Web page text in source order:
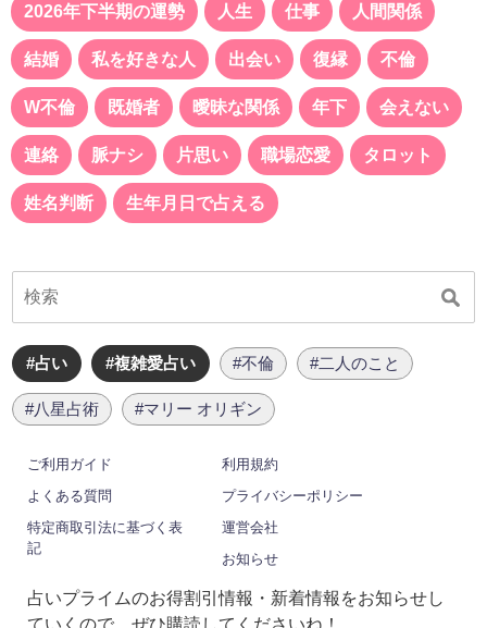
2026年下半期の運勢 人生 仕事 人間関係
結婚 私を好きな人 出会い 復縁 不倫
W不倫 既婚者 曖昧な関係 年下 会えない
連絡 脈ナシ 片思い 職場恋愛 タロット
姓名判断 生年月日で占える
#占い #複雑愛占い #不倫 #二人のこと
#八星占術 #マリー オリギン
ご利用ガイド
利用規約
よくある質問
プライバシーポリシー
特定商取引法に基づく表
記
運営会社
お知らせ
占いプライムのお得割引情報・新着情報をお知らせし
ていくので、ぜひ購読してくださいね！